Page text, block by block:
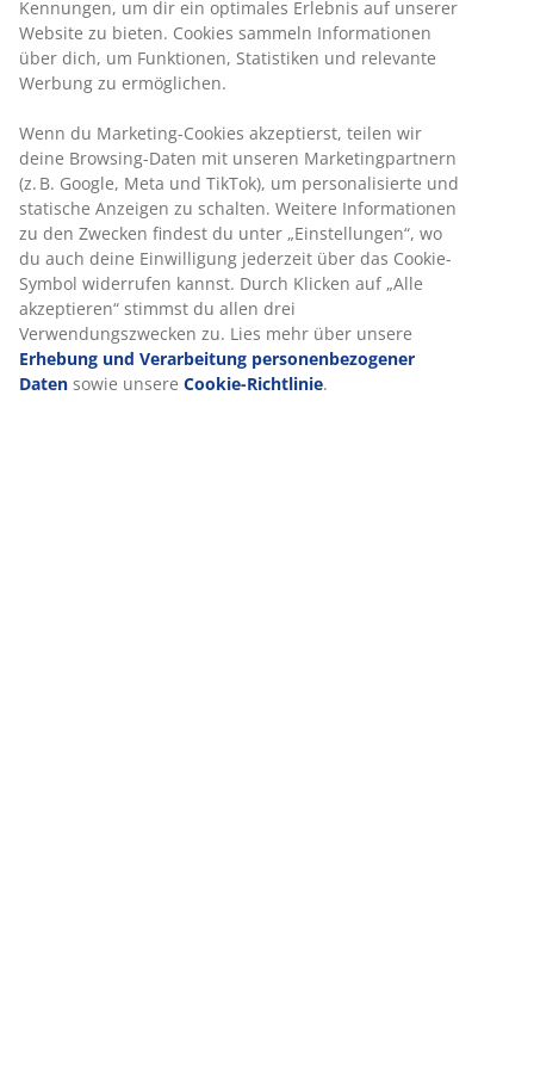
hat das Aussehen und die Textur von Naturholz, ohne
dass eine besondere Pflege erforderlich ist. Aluminium
ist ein leichtes und robustes Material, das nicht rostet.
B60 x L60 x H74 cm
Artikelnummer: 3700273
Aufbauanleitung
Aufbauanleitung
Spezifikationen
Kennungen, um dir ein optimales Erlebnis auf unserer
Website zu bieten. Cookies sammeln Informationen
über dich, um Funktionen, Statistiken und relevante
Werbung zu ermöglichen.
Wenn du Marketing-Cookies akzeptierst, teilen wir
deine Browsing-Daten mit unseren Marketingpartnern
(z. B. Google, Meta und TikTok), um personalisierte und
statische Anzeigen zu schalten. Weitere Informationen
zu den Zwecken findest du unter „Einstellungen“, wo
du auch deine Einwilligung jederzeit über das Cookie-
Symbol widerrufen kannst. Durch Klicken auf „Alle
akzeptieren“ stimmst du allen drei
Verwendungszwecken zu. Lies mehr über unsere
Erhebung und Verarbeitung personenbezogener
Daten sowie unsere Cookie-Richtlinie.